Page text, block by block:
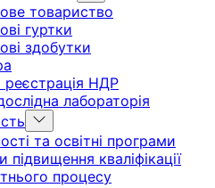
sub
menu
товариство
гуртки
здобутки
НДР
лабораторія
Show
sub
menu
та освітні програми
підвищення кваліфікації
процесу